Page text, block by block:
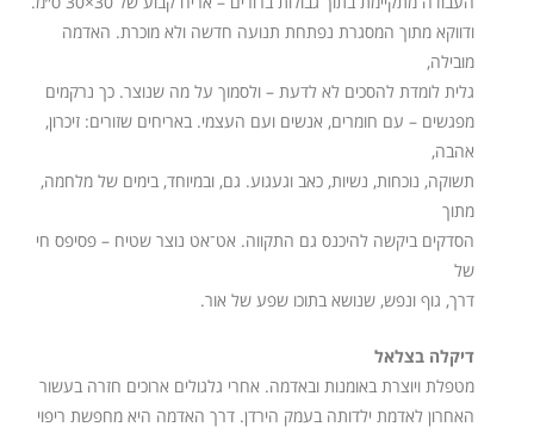
ודווקא מתוך המסגרת נפתחת תנועה חדשה ולא מוכרת. האדמה
מובילה,
גלית לומדת להסכים לא לדעת – ולסמוך על מה שנוצר. כך נרקמים
מפגשים – עם חומרים, אנשים ועם העצמי. באריחים שזורים: זיכרון,
אהבה,
תשוקה, נוכחות, נשיות, כאב וגעגוע. גם, ובמיוחד, בימים של מלחמה,
מתוך
הסדקים ביקשה להיכנס גם התקווה. אט־אט נוצר שטיח – פסיפס חי
של
דרך, גוף ונפש, שנושא בתוכו שפע של אור.
דיקלה בצלאל
מטפלת ויוצרת באומנות ובאדמה. אחרי גלגולים ארוכים חזרה בעשור
האחרון לאדמת ילדותה בעמק הירדן. דרך האדמה היא מחפשת ריפוי